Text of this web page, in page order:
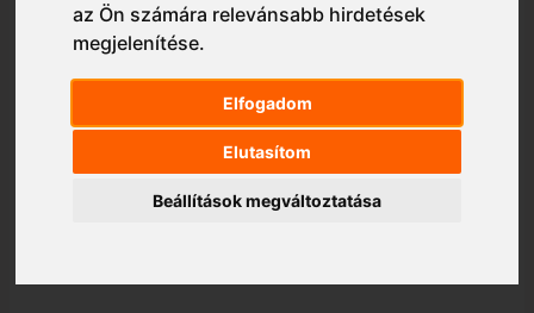
az Ön számára relevánsabb hirdetések
megjelenítése.
Elfogadom
Elutasítom
Beállítások megváltoztatása